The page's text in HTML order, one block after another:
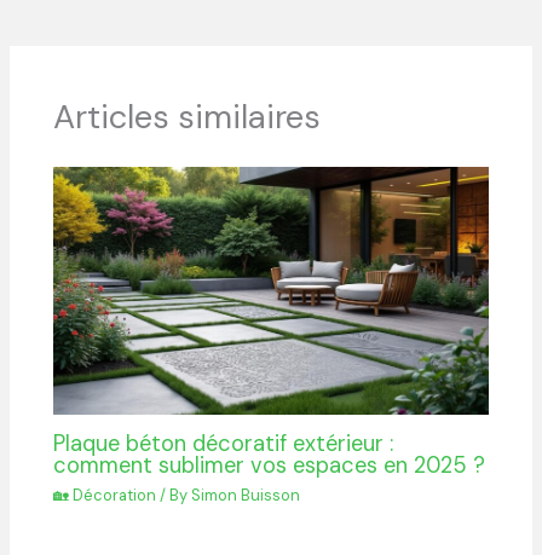
Articles similaires
Plaque béton décoratif extérieur :
comment sublimer vos espaces en 2025 ?
🏡 Décoration / By Simon Buisson